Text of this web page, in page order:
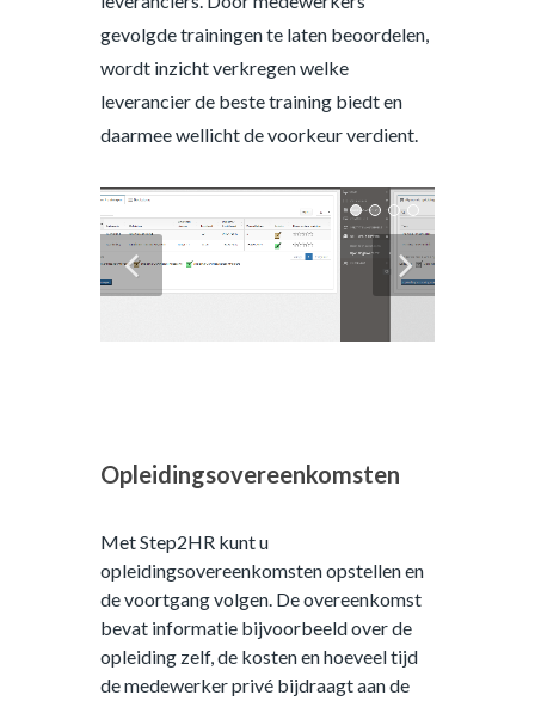
gevolgde trainingen te laten beoordelen,
wordt inzicht verkregen welke
leverancier de beste training biedt en
daarmee wellicht de voorkeur verdient.
Opleidingsovereenkomsten
Met Step2HR kunt u
opleidingsovereenkomsten opstellen en
de voortgang volgen. De overeenkomst
bevat informatie bijvoorbeeld over de
opleiding zelf, de kosten en hoeveel tijd
de medewerker privé bijdraagt aan de